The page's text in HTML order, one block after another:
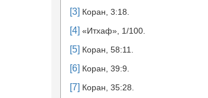
[3] Коран, 3:18.
[4] «Итхаф», 1/100.
[5] Коран, 58:11.
[6] Коран, 39:9.
[7] Коран, 35:28.